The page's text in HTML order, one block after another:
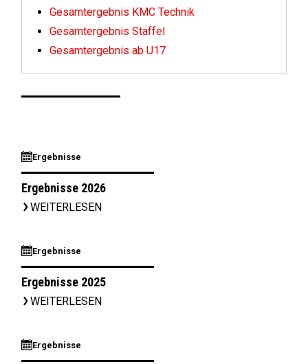
Gesamtergebnis KMC Technik
Gesamtergebnis Staffel
Gesamtergebnis ab U17
⊞Ergebnisse
Ergebnisse 2026
▹ WEITERLESEN
⊞Ergebnisse
Ergebnisse 2025
▹ WEITERLESEN
⊞Ergebnisse